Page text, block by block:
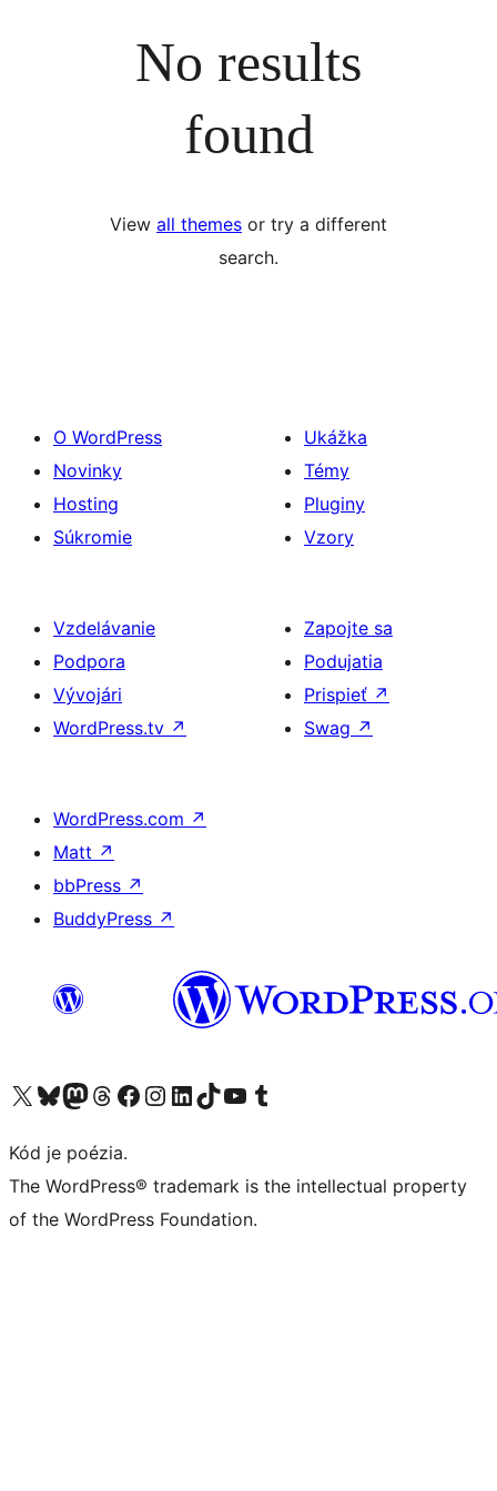
No results
found
View all themes or try a different
search.
O WordPress
Novinky
Hosting
Súkromie
Ukážka
Témy
Pluginy
Vzory
Vzdelávanie
Podpora
Vývojári
WordPress.tv ↗
Zapojte sa
Podujatia
Prispieť ↗
Swag ↗
WordPress.com ↗
Matt ↗
bbPress ↗
BuddyPress ↗
Navštívte náš účet na X (predtým Twitter)
Navštívte náš účet na platforme Bluesky
Navštívte náš účet na Mastodone
Navštívte náš účet na platforme Threads
Navštívte našu stránku na Facebooku
Navštívte náš účet Instagram
Navštívte náš účet LinkedIn
Navštívte náš účet na platforme TikTok
Navštívte náš kanál YouTube
Navštívte náš účet na platforme Tumblr
Kód je poézia.
The WordPress® trademark is the intellectual property
of the WordPress Foundation.